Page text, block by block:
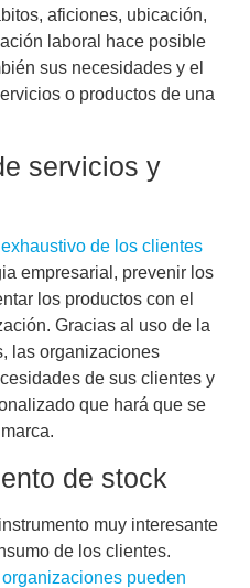
aficiones, ubicación,
laboral hace posible
sus necesidades y el
o productos de una
servicios y
de los clientes
empresarial, prevenir los
los productos con el
Gracias al uso de la
las organizaciones
de sus clientes y
que hará que se
de stock
muy interesante
de los clientes.
organizaciones pueden